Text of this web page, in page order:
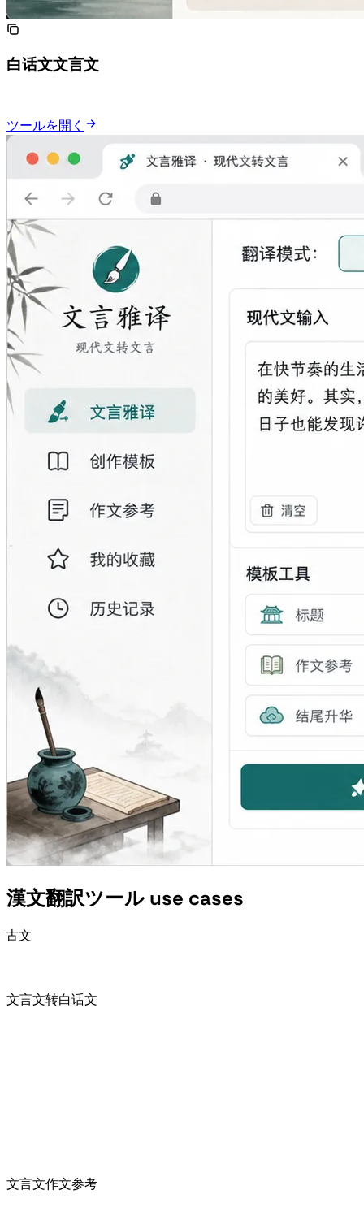
Rewrite 白话文 into 文言文 style
ツールを開く
漢文翻訳ツール use cases
Classical Chinese Translator is useful for students, teachers, Chinese learners, writers, and creators working with 古文.
Preview 文言文转白话文 before class and review difficult words after class.
Draft concise 文言文-style titles, signatures,作文参考, and social copy.